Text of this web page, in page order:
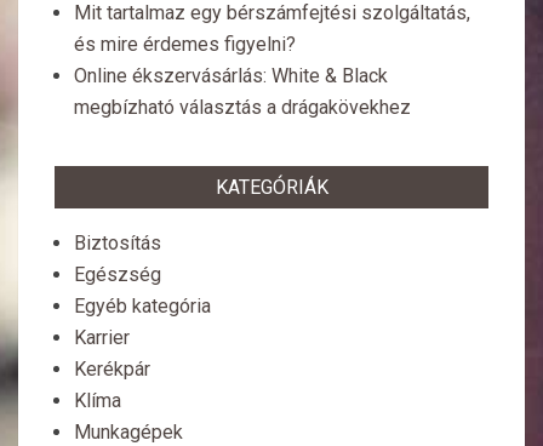
Mit tartalmaz egy bérszámfejtési szolgáltatás,
és mire érdemes figyelni?
Online ékszervásárlás: White & Black
megbízható választás a drágakövekhez
KATEGÓRIÁK
Biztosítás
Egészség
Egyéb kategória
Karrier
Kerékpár
Klíma
Munkagépek